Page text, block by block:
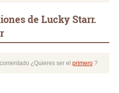
de Lucky Starr.
¿Quieres ser el primero?